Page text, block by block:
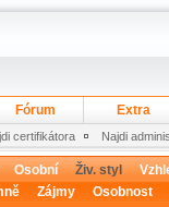
Fórum Extra
certifikátora Najdi
Osobní Živ. styl
Zájmy Osobnost